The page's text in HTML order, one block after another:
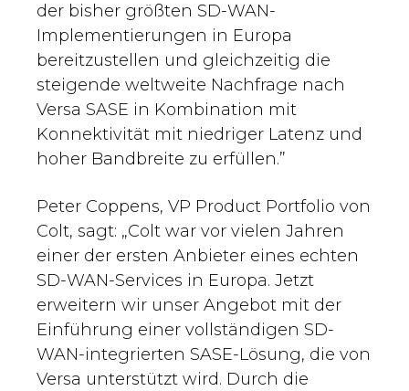
der bisher größten SD-WAN-
Implementierungen in Europa
bereitzustellen und gleichzeitig die
steigende weltweite Nachfrage nach
Versa SASE in Kombination mit
Konnektivität mit niedriger Latenz und
hoher Bandbreite zu erfüllen.”
Peter Coppens, VP Product Portfolio von
Colt, sagt: „Colt war vor vielen Jahren
einer der ersten Anbieter eines echten
SD-WAN-Services in Europa. Jetzt
erweitern wir unser Angebot mit der
Einführung einer vollständigen SD-
WAN-integrierten SASE-Lösung, die von
Versa unterstützt wird. Durch die